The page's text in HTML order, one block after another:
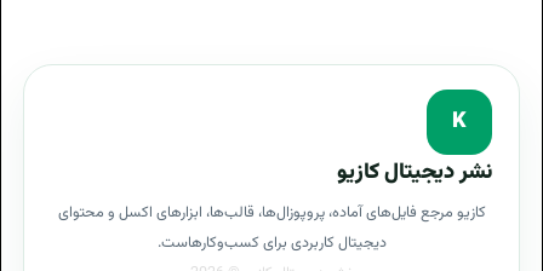
نگارش پروپوزال دیتا اینتری
انواع متدهای اجرای دیتا اینتری
بهترین روش برای پیاده سازی دیتا اینتری
روشهای اجرای دیتا اینتری
K
نشر دیجیتال کازیو
کازیو مرجع فایل‌های آماده، پروپوزال‌ها، قالب‌ها، ابزارهای اکسل و محتوای
دیجیتال کاربردی برای کسب‌وکارهاست.